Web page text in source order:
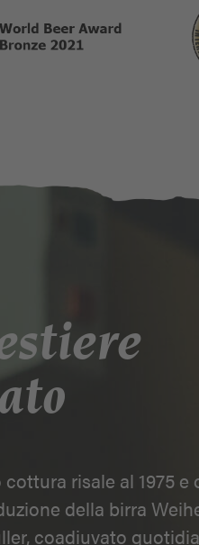
risale al 1975
della birra
coadiuvato